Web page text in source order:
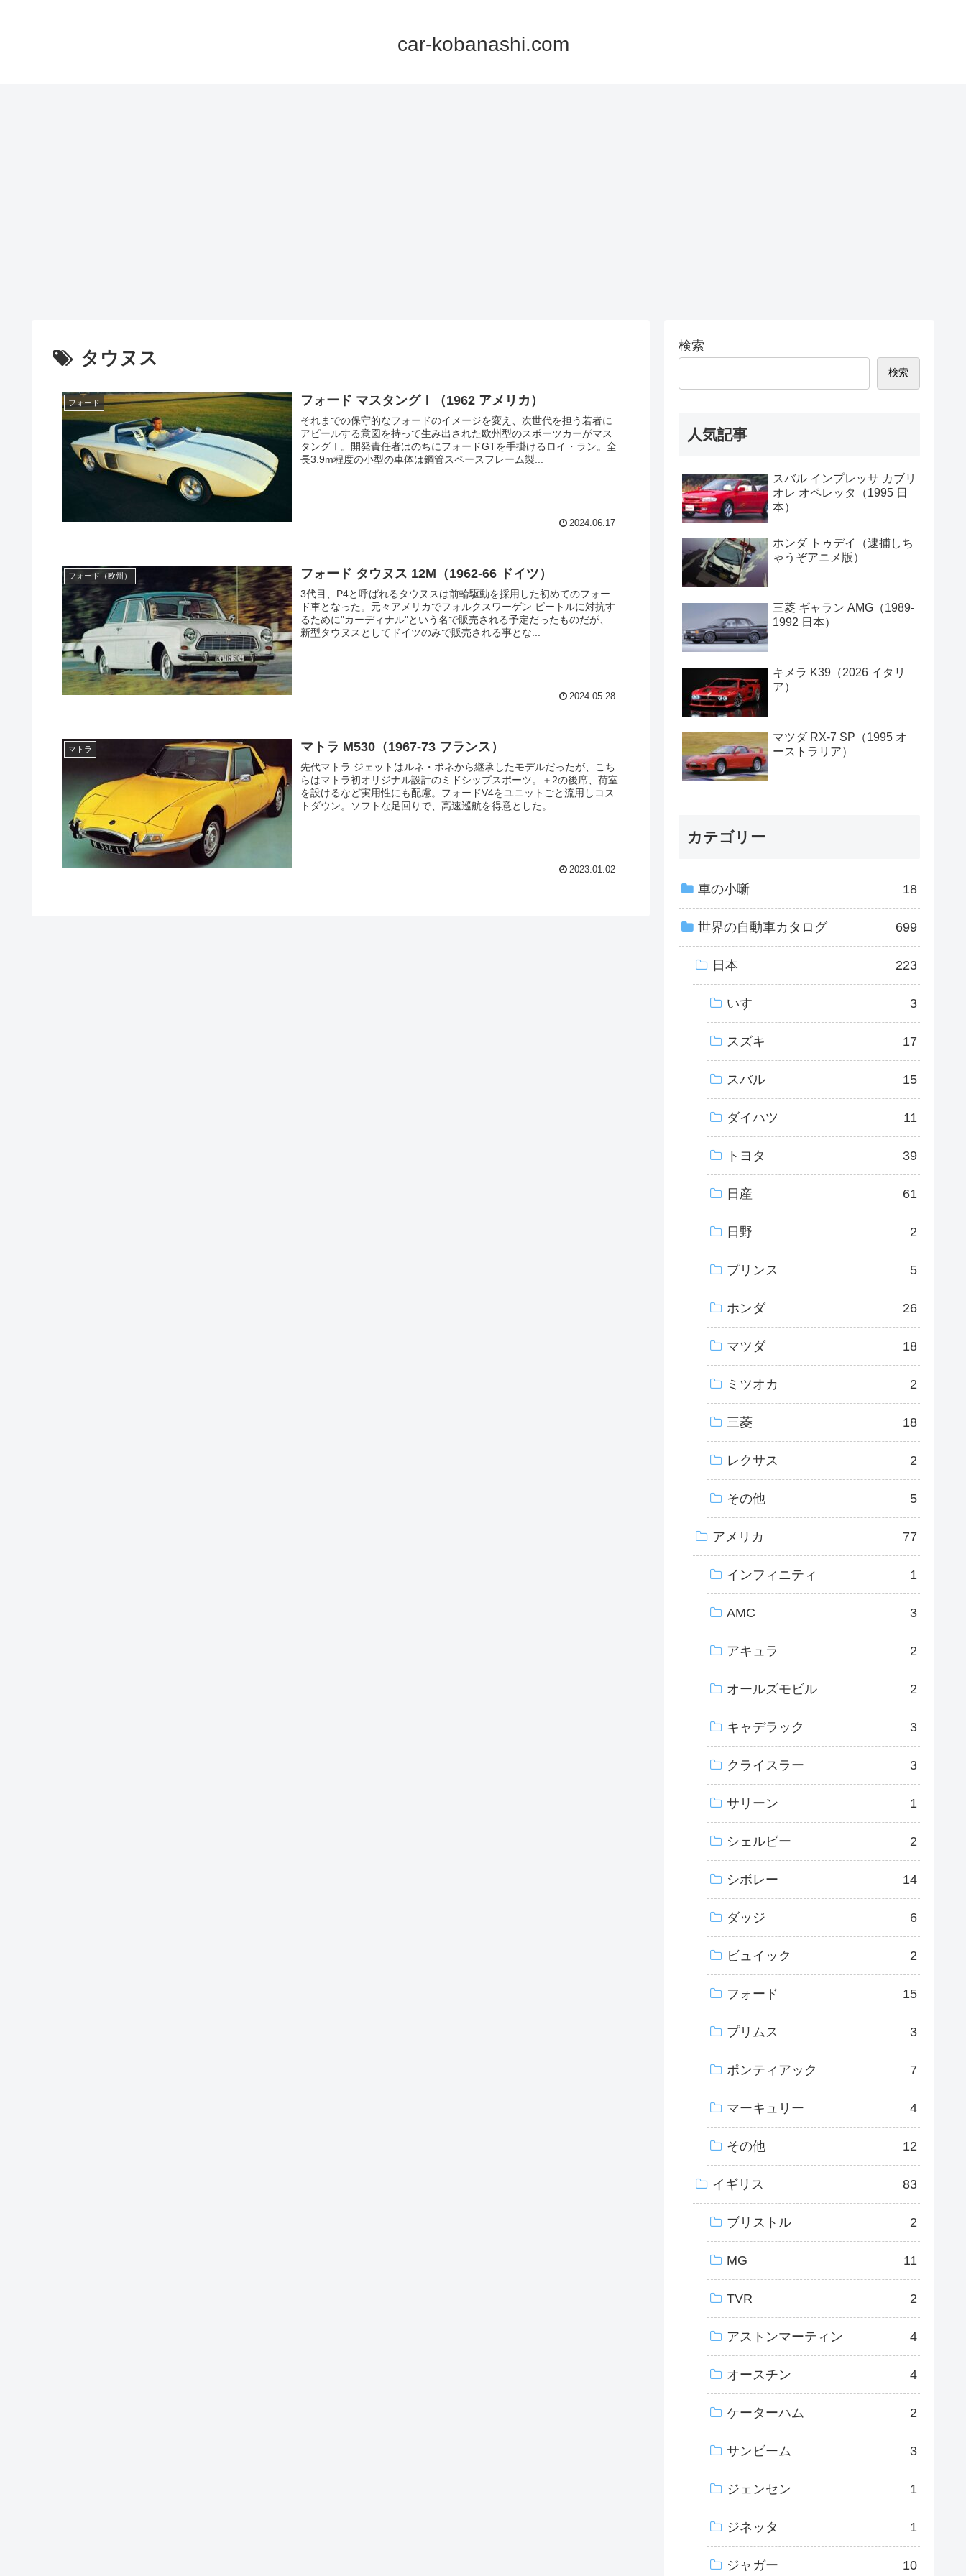
car-kobanashi.com
タウヌス
フォード フォード マスタングⅠ（1962 アメリカ）
それまでの保守的なフォードのイメージを変え、次世代を担う若者に
アピールする意図を持って生み出された欧州型のスポーツカーがマス
タングⅠ。開発責任者はのちにフォードGTを手掛けるロイ・ラン。全
長3.9m程度の小型の車体は鋼管スペースフレーム製...
2024.06.17
フォード（欧州） フォード タウヌス 12M（1962-66 ドイツ）
3代目、P4と呼ばれるタウヌスは前輪駆動を採用した初めてのフォー
ド車となった。元々アメリカでフォルクスワーゲン ビートルに対抗す
るために"カーディナル"という名で販売される予定だったものだが、
新型タウヌスとしてドイツのみで販売される事とな...
2024.05.28
マトラ マトラ M530（1967-73 フランス）
先代マトラ ジェットはルネ・ボネから継承したモデルだったが、こち
らはマトラ初オリジナル設計のミドシップスポーツ。＋2の後席、荷室
を設けるなど実用性にも配慮。フォードV4をユニットごと流用しコス
トダウン。ソフトな足回りで、高速巡航を得意とした。
2023.01.02
検索
検索
人気記事
スバル インプレッサ カブリ
オレ オペレッタ（1995 日
本）
ホンダ トゥデイ（逮捕しち
ゃうぞアニメ版）
三菱 ギャラン AMG（1989-
1992 日本）
キメラ K39（2026 イタリ
ア）
マツダ RX-7 SP（1995 オ
ーストラリア）
カテゴリー
車の小噺 18
世界の自動車カタログ 699
日本 223
いすゞ 3
スズキ 17
スバル 15
ダイハツ 11
トヨタ 39
日産 61
日野 2
プリンス 5
ホンダ 26
マツダ 18
ミツオカ 2
三菱 18
レクサス 2
その他 5
アメリカ 77
インフィニティ 1
AMC 3
アキュラ 2
オールズモビル 2
キャデラック 3
クライスラー 3
サリーン 1
シェルビー 2
シボレー 14
ダッジ 6
ビュイック 2
フォード 15
プリムス 3
ポンティアック 7
マーキュリー 4
その他 12
イギリス 83
ブリストル 2
MG 11
TVR 2
アストンマーティン 4
オースチン 4
ケーターハム 2
サンビーム 3
ジェンセン 1
ジネッタ 1
ジャガー 10